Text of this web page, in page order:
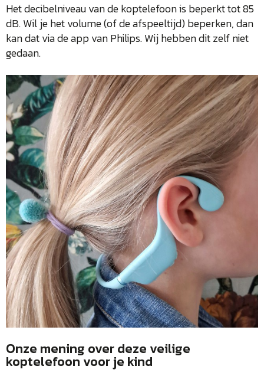
Het decibelniveau van de koptelefoon is beperkt tot 85
dB. Wil je het volume (of de afspeeltijd) beperken, dan
kan dat via de app van Philips. Wij hebben dit zelf niet
gedaan.
Onze mening over deze veilige
koptelefoon voor je kind